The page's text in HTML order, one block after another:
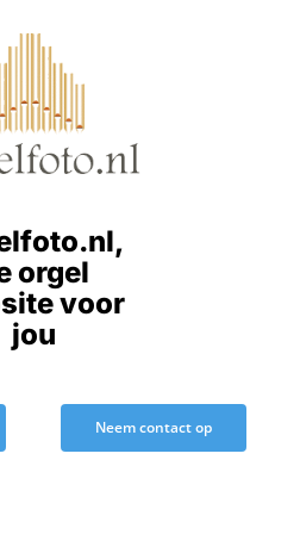
orgel
voor
jou
Neem contact op